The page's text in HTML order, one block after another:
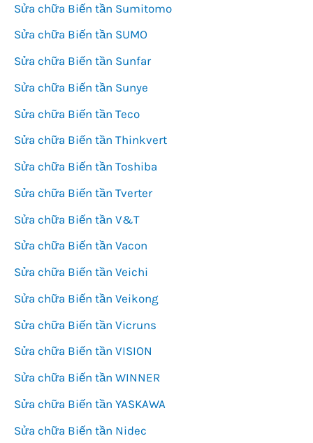
Sửa chữa Biến tần Sumitomo
Sửa chữa Biến tần SUMO
Sửa chữa Biến tần Sunfar
Sửa chữa Biến tần Sunye
Sửa chữa Biến tần Teco
Sửa chữa Biến tần Thinkvert
Sửa chữa Biến tần Toshiba
Sửa chữa Biến tần Tverter
Sửa chữa Biến tần V&T
Sửa chữa Biến tần Vacon
Sửa chữa Biến tần Veichi
Sửa chữa Biến tần Veikong
Sửa chữa Biến tần Vicruns
Sửa chữa Biến tần VISION
Sửa chữa Biến tần WINNER
Sửa chữa Biến tần YASKAWA
Sửa chữa Biến tần Nidec